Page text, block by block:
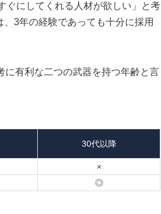
ぐにしてくれる人材が欲しい」と考
3年の経験であっても十分に採用
に有利な二つの武器を持つ年齢と言
30代以降
×
◎